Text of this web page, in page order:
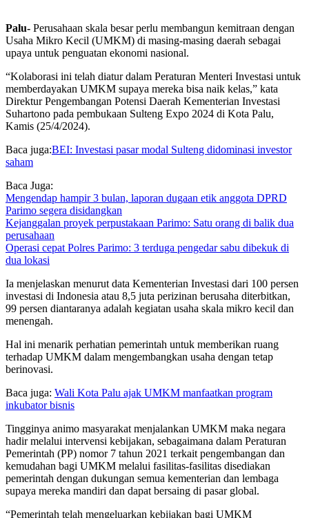
Palu- Perusahaan skala besar perlu membangun kemitraan dengan
Usaha Mikro Kecil (UMKM) di masing-masing daerah sebagai
upaya untuk penguatan ekonomi nasional.
“Kolaborasi ini telah diatur dalam Peraturan Menteri Investasi untuk
memberdayakan UMKM supaya mereka bisa naik kelas,” kata
Direktur Pengembangan Potensi Daerah Kementerian Investasi
Suhartono pada pembukaan Sulteng Expo 2024 di Kota Palu,
Kamis (25/4/2024).
Baca juga:BEI: Investasi pasar modal Sulteng didominasi investor
saham
Baca Juga:
Mengendap hampir 3 bulan, laporan dugaan etik anggota DPRD
Parimo segera disidangkan
Kejanggalan proyek perpustakaan Parimo: Satu orang di balik dua
perusahaan
Operasi cepat Polres Parimo: 3 terduga pengedar sabu dibekuk di
dua lokasi
Ia menjelaskan menurut data Kementerian Investasi dari 100 persen
investasi di Indonesia atau 8,5 juta perizinan berusaha diterbitkan,
99 persen diantaranya adalah kegiatan usaha skala mikro kecil dan
menengah.
Hal ini menarik perhatian pemerintah untuk memberikan ruang
terhadap UMKM dalam mengembangkan usaha dengan tetap
berinovasi.
Baca juga: Wali Kota Palu ajak UMKM manfaatkan program
inkubator bisnis
Tingginya animo masyarakat menjalankan UMKM maka negara
hadir melalui intervensi kebijakan, sebagaimana dalam Peraturan
Pemerintah (PP) nomor 7 tahun 2021 terkait pengembangan dan
kemudahan bagi UMKM melalui fasilitas-fasilitas disediakan
pemerintah dengan dukungan semua kementerian dan lembaga
supaya mereka mandiri dan dapat bersaing di pasar global.
“Pemerintah telah mengeluarkan kebijakan bagi UMKM